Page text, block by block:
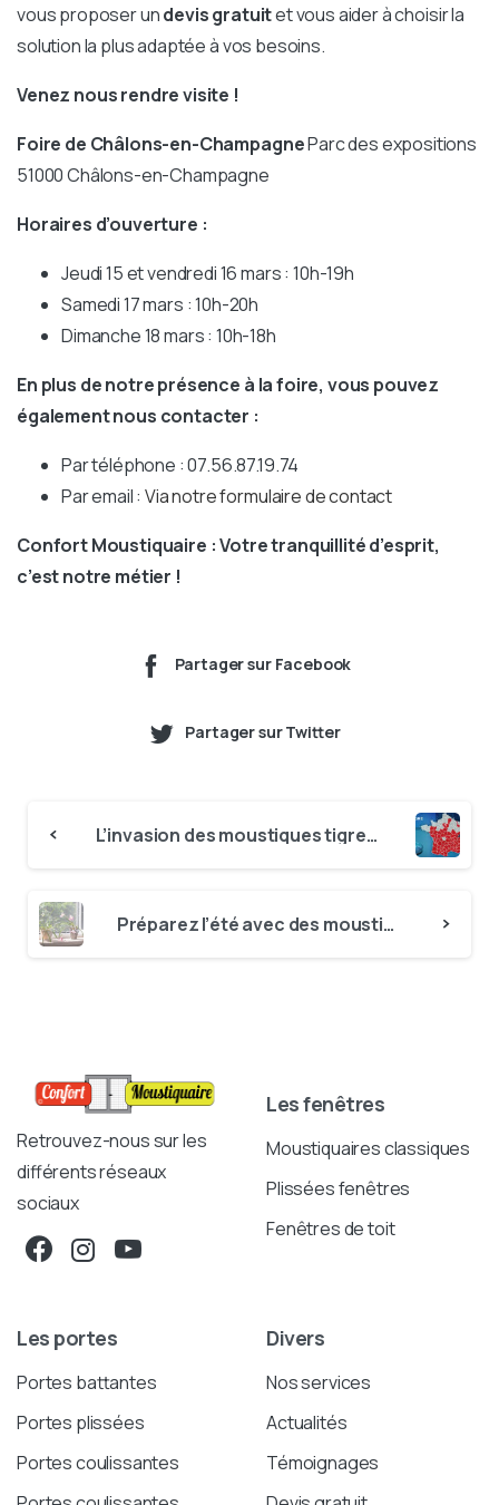
vous proposer undevis gratuitet vous aider à choisir la
solution la plus adaptée à vos besoins.
Venez nous rendre visite !
Foire de Châlons-en-ChampagneParc des expositions
51000 Châlons-en-Champagne
Horaires d’ouverture :
Jeudi 15 et vendredi 16 mars : 10h-19h
Samedi 17 mars : 10h-20h
Dimanche 18 mars : 10h-18h
En plus de notre présence à la foire, vous pouvez
également nous contacter :
Par téléphone : 07.56.87.19.74
Par email :Via notre formulaire de contact
Confort Moustiquaire : Votre tranquillité d’esprit,
c’est notre métier !
Partager sur Facebook
Partager sur Twitter
Reading
L’invasion des moustiques tigres en Île-de-France
Préparez l’été avec des moustiquaires sur-mesure
Retrouvez-nous sur les
différents réseaux
sociaux
Les fenêtres
Moustiquaires classiques
Plissées fenêtres
Fenêtres de toit
Les portes
Portes battantes
Portes plissées
Portes coulissantes
Divers
Nos services
Actualités
Témoignages